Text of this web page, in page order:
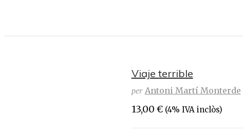
Viaje terrible
per Antoni Martí Monterde
13,00 € (4% IVA inclòs)